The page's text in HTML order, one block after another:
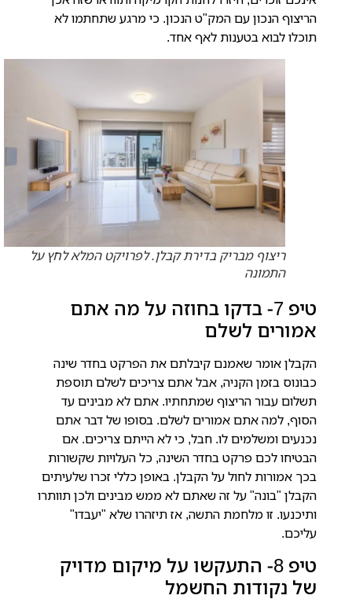
הריצוף הנכון עם המק"ט הנכון. כי מרגע שתחתמו לא
תוכלו לבוא בטענות לאף אחד.
ריצוף מבריק בדירת קבלן. לפרויקט המלא לחץ על
התמונה
טיפ 7- בדקו בחוזה על מה אתם
אמורים לשלם
הקבלן אומר שאמנם קיבלתם את הפרקט בחדר שינה
כבונוס בזמן הקניה, אבל אתם צריכים לשלם תוספת
תשלום עבור הריצוף שמתחתיו. אתם לא מבינים עד
הסוף, למה אתם אמורים לשלם. בסופו של דבר אתם
נכנעים ומשלמים לו. חבל, כי לא הייתם צריכים. אם
הבטיחו לכם פרקט בחדר השינה, כל העלויות שקשורות
בכך אמורות לחול על הקבלן. באופן כללי זכרו שלעיתים
הקבלן "בונה" על זה שאתם לא ממש מבינים ולכן תוותרו
ותיכנעו. זו מלחמת התשה, אז תיזהרו שלא "יעבדו"
עליכם.
טיפ 8- התעקשו על מיקום מדויק
של נקודות החשמל